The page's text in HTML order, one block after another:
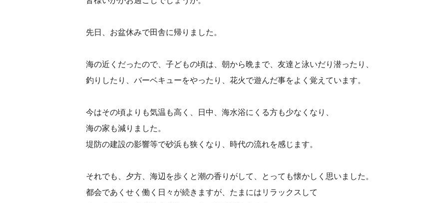
先日、お盆休みで田舎に帰りました。
海の近くだったので、子どもの頃は、朝から晩まで、友達と泳いだり潜ったり、
釣りしたり、バーベキューをやったり、花火で遊んだ事をよく覚えています。
今はその頃よりも気温も高く、日中、海水浴にくる方も少なくなり、
海の家も減りました。
堤防の建設の影響等で砂浜も狭くなり、時代の流れを感じます。
それでも、夕方、海辺を歩くと潮の香りがして、とっても懐かしく思いました。
都会であくせく働く日々が続きますが、たまにはリラックスして